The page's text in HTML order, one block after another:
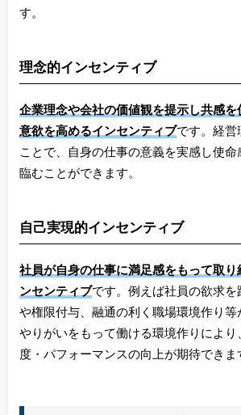
す。
理念的インセンティブ
企業理念や会社の価値観を提示し共感
意欲を高めるインセンティブです。経営
ことで、自身の仕事の意義を実感し使
臨むことができます。
自己実現的インセンティブ
社員が自身の仕事に満足感をもって取
ンセンティブです。例えば社員の欲求を
や権限付与、融通の利く職場環境作り等
やりがいをもって働ける環境作りにより
度・パフォーマンスの向上が期待できま